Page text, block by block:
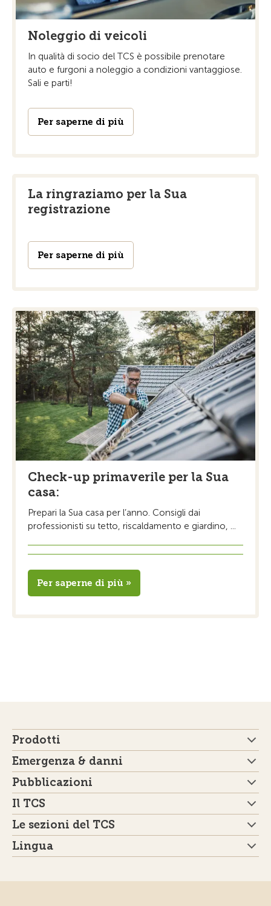
Noleggio di veicoli
In qualità di socio del TCS è possibile prenotare
auto e furgoni a noleggio a condizioni vantaggiose.
Sali e parti!
Per saperne di più
La ringraziamo per la Sua
registrazione
Per saperne di più
Check-up primaverile per la Sua
casa:
Prepari la Sua casa per l’anno. Consigli dai
professionisti su tetto, riscaldamento e giardino, ...
Per saperne di più »
Prodotti
Emergenza & danni
Pubblicazioni
Il TCS
Le sezioni del TCS
Lingua